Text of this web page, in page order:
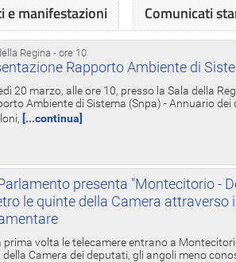
Regina - ore 10
Rapporto Ambiente di
20 marzo, alle ore 10, presso la Sala della
Ambiente di Sistema (Snpa) - Annuario
[...continua]
presenta "Montecitorio -
le quinte della Camera
prima volta le telecamere entrano a
della Camera dei deputati, gli angoli meno
e manifestazioni Comunicati